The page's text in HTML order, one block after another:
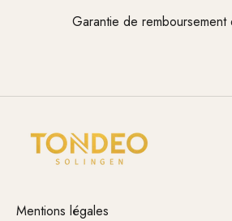
Garantie de remboursement
Mentions légales